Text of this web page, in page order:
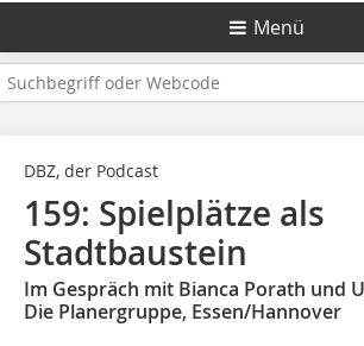
Menü
DBZ, der Podcast
159: Spielplätze als
Stadtbaustein
Im Gespräch mit Bianca Porath und
Die Planergruppe, Essen/Hannover